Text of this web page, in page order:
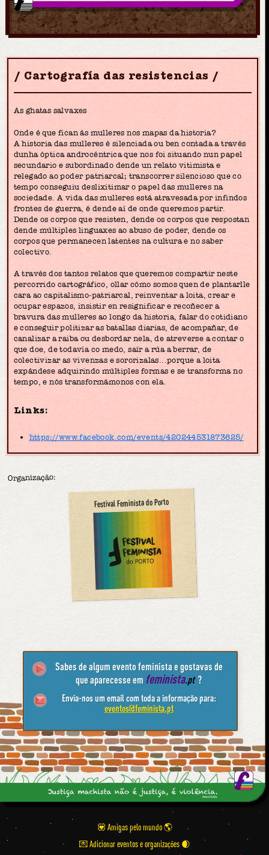
Cartografía das resistencias
As ghatas salvaxes
Onde é que fican ás mulleres nos mapas da historia?
A historia das mulleres é silenciada ou ben contada a través
dunha óptica androcéntrica que nos foi situando nun papel
secundario e subordinado dende un relato vitimista e
relegado ao poder patriarcal; transcorrer silencioso que co
tempo conseguiu deslixitimar o papel das mulleres na
sociedade. A vida das mulleres está atravesada por infindos
frontes de guerra, é dende aí de onde queremos partir.
Dende os corpos que resisten, dende os corpos que respostan
dende múltiples linguaxes ao abuso de poder, dende os
corpos que permanecen latentes na cultura e no saber
colectivo.
A través dos tantos relatos que queremos compartir neste
percorrido cartográfico, ollar cómo somos quen de plantarlle
cara ao capitalismo-patriarcal, reinventar a loita, crear e
ocupar espazos, insistir en resignificar e recoñecer a
bravura das mulleres ao longo da historia, falar do cotidiano
e conseguir politizar as batallas diarias, de acompañar, de
canalizar a raiba ou desbordar nela, de atreverse a contar o
que doe, de todavía co medo, saír a rúa a berrar, de
colectivizar as vivenzas e sororizalas...porque a loita
expándese adquirindo múltiples formas e se transforma no
tempo, e nós transformámonos con ela.
Links:
https://www.facebook.com/events/420244531873625/
Organização:
Festival Feminista do Porto
Sabes de algum evento feminista e gostavas de
que aparecesse em feminista.pt ?
Envia-nos um email com toda a informação para:
eventos@feminista.pt
💟 Amigas pelo mundo
💌 Adicionar eventos e organizações